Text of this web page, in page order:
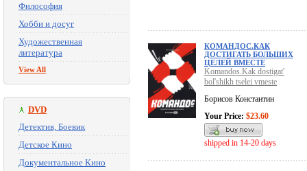
Философия
Хобби и досуг
Художественная
литература
View All
DVD
Детектив, Боевик
Детское Кино
Документальное Кино
КОМАНДОС.КАК
ДОСТИГАТЬ БОЛЬШИХ
ЦЕЛЕЙ ВМЕСТЕ
Komandos.Kak dostigat'
bol'shikh tselei vmeste
Борисов Константин
Your Price: $23.60
shipped in 14-20 days